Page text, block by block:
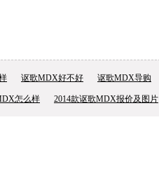
讴歌MDX好不好 讴歌MDX导购
怎么样 2014款讴歌MDX报价及图片